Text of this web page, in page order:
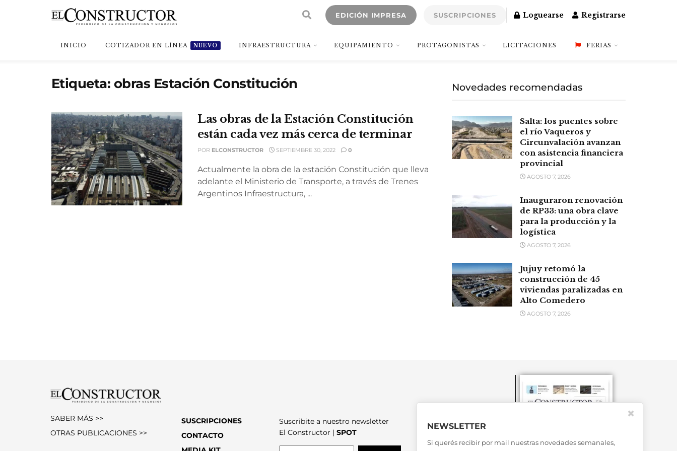
EDICIÓN IMPRESA SUSCRIPCIONES Loguearse Registrarse
INICIO COTIZADOR EN LÍNEA NUEVO INFRAESTRUCTURA EQUIPAMIENTO PROTAGONISTAS LICITACIONES FERIAS
Etiqueta: obras Estación Constitución
Las obras de la Estación Constitución
están cada vez más cerca de terminar
POR ELCONSTRUCTOR SEPTIEMBRE 30, 2022 0
Actualmente la obra de la estación Constitución que lleva
adelante el Ministerio de Transporte, a través de Trenes
Argentinos Infraestructura, ...
Novedades recomendadas
Salta: los puentes sobre
el río Vaqueros y
Circunvalación avanzan
con asistencia financiera
provincial
AGOSTO 7, 2026
Inauguraron renovación
de RP33: una obra clave
para la producción y la
logística
AGOSTO 7, 2026
Jujuy retomó la
construcción de 45
viviendas paralizadas en
Alto Comedero
AGOSTO 7, 2026
SABER MÁS >>
OTRAS PUBLICACIONES >>
SUSCRIPCIONES
CONTACTO
Suscribite a nuestro newsletter
El Constructor | SPOT
NEWSLETTER
Si querés recibir por mail nuestras novedades semanales,
✖